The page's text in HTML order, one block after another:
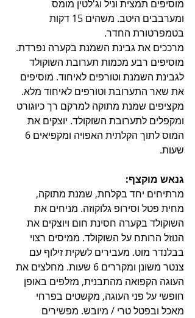
מוסיפים תמצית וניל וג'לטין מומס
ומערבבים היטב. משהים 15 דקות
בטמפרטורת החדר.
מרככים את גבינת השמנת בקערה נפרדת.
מוסיפים רבע מכמות תערובת השוקולד
לגבינת השמנת וטורפים לאיחוד. מוסיפים
את שאר התערובת וטורפים לאיחוד מלא.
מקציפים שמנת מתוקה למרקם רך כיוגורט
ומקפלים לתערובת השוקולד. יוצקים את
שעות.
גנאש מוקצף:
מרתיחים יחד בקלחת, שמנת מתוקה,
מחית פטל וסירופ גלוקוזה. מניחים את
השוקולד בקערה חסינת חום ויוצקים את
הנוזל הרותח על השוקולד. ממיסים רצוי
בבלנדר מוט. מעבירים לשקית זילוף עם
צנטר משונן ומקררים 6 שעות. מחלצים את
העוגה הקפואה מהתבנית, מזלפים באופן
חופשי על פני העוגה, מקשטים בפרחי
מאכל ובפטל טרי / מיובש. מפשירים